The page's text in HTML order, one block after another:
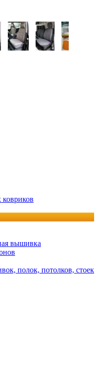
вышивка
полок, потолков, стоек